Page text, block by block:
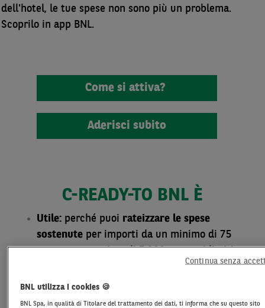
dell'hotel, le tue spese non sono più un problema.
Scoprilo in app BNL.
Come si attiva?
Aderisci subito
C-READY-TO BNL È
Utile: perché puoi rateizzare le spese
sostenute per importi da un minimo di 75
euro a un massimo di 5.000 euro nei limiti
A portata di mano
comodamente
quando e dove vuoi
BNL utilizza i cookies 🍪
BNL Spa, in qualità di Titolare del trattamento dei dati, ti informa che su questo sito
Continua senza